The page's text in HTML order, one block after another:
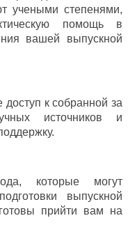
учеными степенями,
помощь в
вашей выпускной
к собранной за
источников и
которые могут
выпускной
прийти вам на